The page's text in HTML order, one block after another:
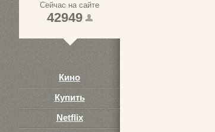
Сейчас на сайте
42949
Кино
Купить
Netflix